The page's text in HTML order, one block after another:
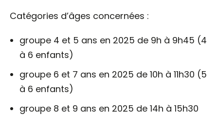
Catégories d’âges concernées :
groupe 4 et 5 ans en 2025 de 9h à 9h45 (4
à 6 enfants)
groupe 6 et 7 ans en 2025 de 10h à 11h30 (5
à 6 enfants)
groupe 8 et 9 ans en 2025 de 14h à 15h30